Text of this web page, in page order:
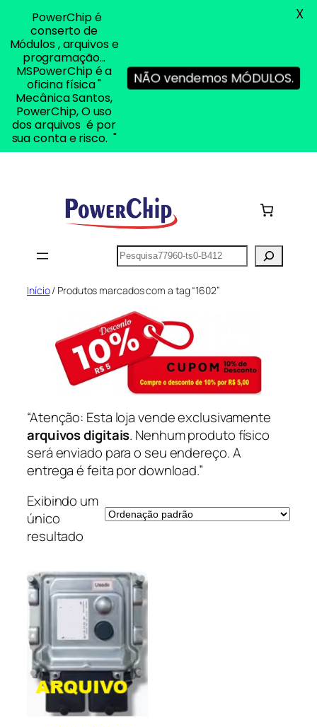
Pesquisar
Início/ Produtos marcados com a tag “1602”
“Atenção: Esta loja vende exclusivamente
arquivos digitais. Nenhum produto físico
será enviado para o seu endereço. A
entrega é feita por download.”
Exibindo um
único
resultado
PowerChip é
conserto de
Módulos , arquivos e
programação...
MSPowerChip é a
oficina física "
Mecânica Santos,
PowerChip, O uso
dos arquivos é por
sua conta e risco. "
NÃO vendemos MÓDULOS.
X